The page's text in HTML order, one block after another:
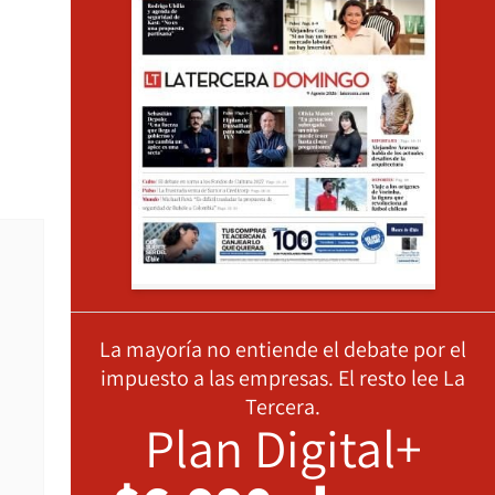
La mayoría no entiende el debate por el
impuesto a las empresas. El resto lee La
Tercera.
Plan Digital+